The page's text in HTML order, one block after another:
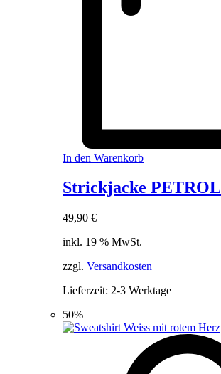
In den Warenkorb
Strickjacke PETROL
49,90 €
inkl. 19 % MwSt.
zzgl. Versandkosten
Lieferzeit: 2-3 Werktage
50%